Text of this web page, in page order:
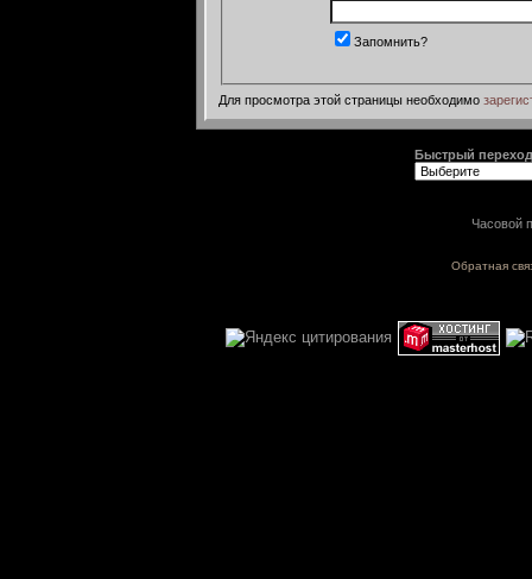
Запомнить?
Для просмотра этой страницы необходимо
Быстрый переход
Часовой
Обратная